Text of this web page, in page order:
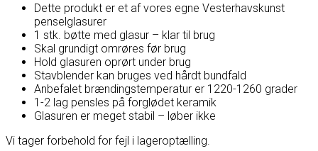
Dette produkt er et af vores egne Vesterhavskunst
penselglasurer
1 stk. bøtte med glasur – klar til brug
Skal grundigt omrøres før brug
Hold glasuren oprørt under brug
Stavblender kan bruges ved hårdt bundfald
Anbefalet brændingstemperatur er 1220-1260 grader
1-2 lag pensles på forglødet keramik
Glasuren er meget stabil – løber ikke
Vi tager forbehold for fejl i lageroptælling.